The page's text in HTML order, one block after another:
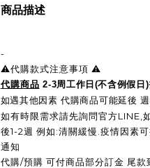
商品描述
-
⚠️代購款式注意事項 ⚠️
代購商品 2-3周工作日(不含例假日
如遇其他因素 代購商品可能延後
如有時限需求請先詢問官方LINE,
後1-2週 例如:清關緩慢.疫情因素
通知
代購/預購 可付商品部分訂金 尾